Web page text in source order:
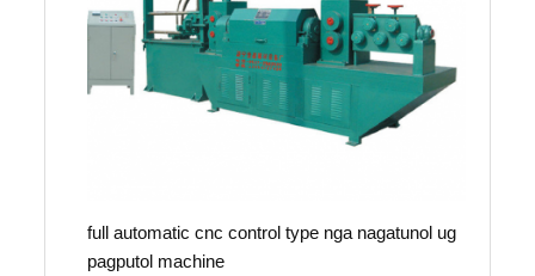
full automatic cnc control type nga nagatunol ug
pagputol machine